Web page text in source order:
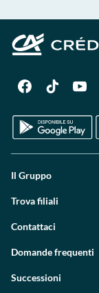
Il Gruppo
Trova filiali
Contattaci
Domande frequenti
Successioni